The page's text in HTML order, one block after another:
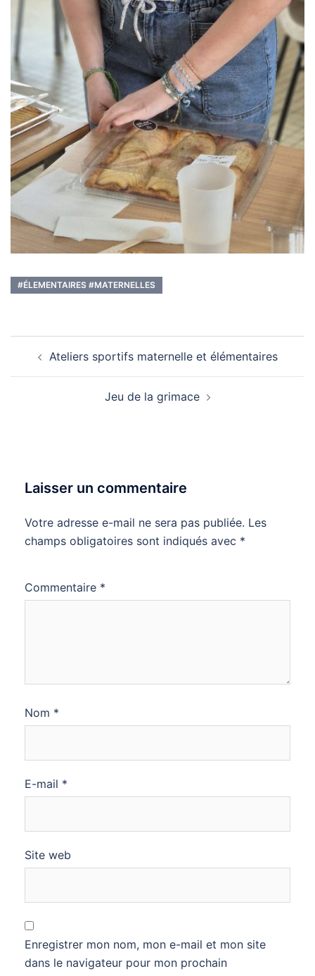
#ÉLEMENTAIRES #MATERNELLES
d’articleAteliers sportifs maternelle et élémentaires
Jeu de la grimace
Laisser un commentaire
Votre adresse e-mail ne sera pas publiée. Les
champs obligatoires sont indiqués avec *
Commentaire *
Nom *
E-mail *
Site web
Enregistrer mon nom, mon e-mail et mon site
dans le navigateur pour mon prochain